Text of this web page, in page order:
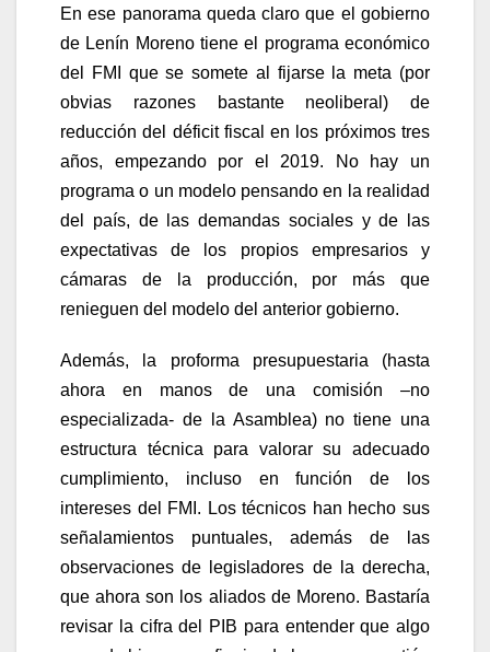
En ese panorama queda claro que el gobierno
de Lenín Moreno tiene el programa económico
del FMI que se somete al fijarse la meta (por
obvias razones bastante neoliberal) de
reducción del déficit fiscal en los próximos tres
años, empezando por el 2019. No hay un
programa o un modelo pensando en la realidad
del país, de las demandas sociales y de las
expectativas de los propios empresarios y
cámaras de la producción, por más que
renieguen del modelo del anterior gobierno.
Además, la proforma presupuestaria (hasta
ahora en manos de una comisión –no
especializada- de la Asamblea) no tiene una
estructura técnica para valorar su adecuado
cumplimiento, incluso en función de los
intereses del FMI. Los técnicos han hecho sus
señalamientos puntuales, además de las
observaciones de legisladores de la derecha,
que ahora son los aliados de Moreno. Bastaría
revisar la cifra del PIB para entender que algo